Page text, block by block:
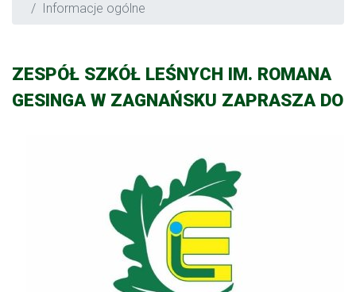
Informacje ogólne
ZESPÓŁ SZKÓŁ LEŚNYCH IM. ROMANA
GESINGA W ZAGNAŃSKU ZAPRASZA DO